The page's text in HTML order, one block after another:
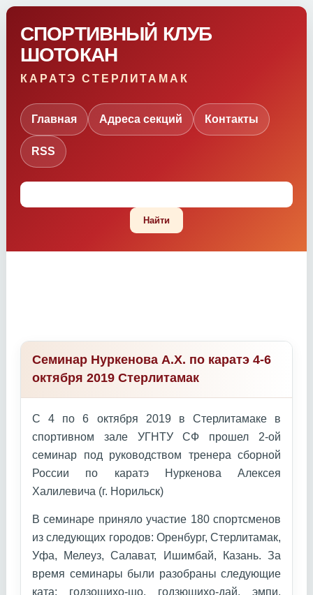
СПОРТИВНЫЙ КЛУБ
ШОТОКАН
КАРАТЭ СТЕРЛИТАМАК
Главная Адреса секций Контакты
RSS
Семинар Нуркенова А.Х. по каратэ 4-6
октября 2019 Стерлитамак
С 4 по 6 октября 2019 в Стерлитамаке в
спортивном зале УГНТУ СФ прошел 2-ой
семинар под руководством тренера сборной
России по каратэ Нуркенова Алексея
Халилевича (г. Норильск)
В семинаре приняло участие 180 спортсменов
из следующих городов: Оренбург, Стерлитамак,
Уфа, Мелеуз, Салават, Ишимбай, Казань. За
время семинары были разобраны следующие
ката: годзошихо-шо, годзюшихо-дай, эмпи,